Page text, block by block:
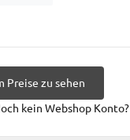
Preise zu sehen
kein Webshop Konto?